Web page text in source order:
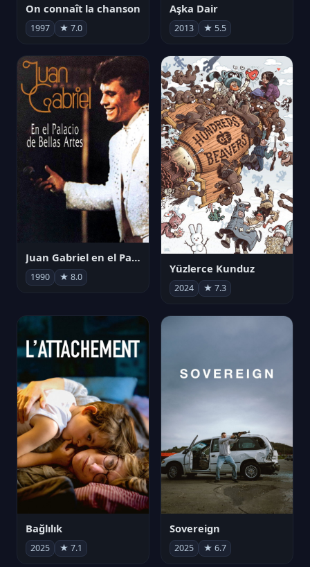
On connaît la chanson
1997 ★ 7.0
Aşka Dair
2013 ★ 5.5
Juan Gabriel en el Palacio de Bellas Artes
1990 ★ 8.0
Yüzlerce Kunduz
2024 ★ 7.3
Bağlılık
2025 ★ 7.1
Sovereign
2025 ★ 6.7